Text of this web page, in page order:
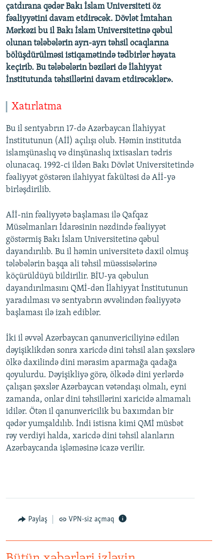
çatdırana qədər Bakı İslam Universiteti öz
fəaliyyətini davam etdirəcək. Dövlət İmtahan
Mərkəzi bu il Bakı İslam Universitetinə qəbul
olunan tələbələrin ayrı-ayrı təhsil ocaqlarına
bölüşdürülməsi istiqamətində tədbirlər həyata
keçirib. Bu tələbələrin bəziləri də İlahiyyat
İnstitutunda təhsillərini davam etdirəcəklər».
Xatırlatma
Bu il sentyabrın 17-də Azərbaycan İlahiyyat
İnstitutunun (Aİİ) açılışı olub. Həmin institutda
islamşünaslıq və dinşünaslıq ixtisasları tədris
olunacaq. 1992-ci ildən Bakı Dövlət Universitetində
fəaliyyət göstərən ilahiyyat fakültəsi də Aİİ-yə
birləşdirilib.
Aİİ-nin fəaliyyətə başlaması ilə Qafqaz
Müsəlmanları İdarəsinin nəzdində fəaliyyət
göstərmiş Bakı İslam Universitetinə qəbul
dayandırılıb. Bu il həmin universitetə daxil olmuş
tələbələrin başqa ali təhsil müəssisələrinə
köçürüldüyü bildirilir. BİU-ya qəbulun
dayandırılmasını QMİ-dən İlahiyyat İnstitutunun
yaradılması və sentyabrın əvvəlindən fəaliyyətə
başlaması ilə izah ediblər.
İki il əvvəl Azərbaycan qanunvericiliyinə edilən
dəyişiklikdən sonra xaricdə dini təhsil alan şəxslərə
ölkə daxilində dini mərasim aparmağa qadağa
qoyulurdu. Dəyişikliyə görə, ölkədə dini yerlərdə
çalışan şəxslər Azərbaycan vətəndaşı olmalı, eyni
zamanda, onlar dini təhsillərini xaricidə almamalı
idilər. Ötən il qanunvericilik bu baxımdan bir
qədər yumşaldılıb. İndi istisna kimi QMİ müsbət
rəy verdiyi halda, xaricdə dini təhsil alanların
Azərbaycanda işləməsinə icazə verilir.
Paylaş VPN-siz açmaq